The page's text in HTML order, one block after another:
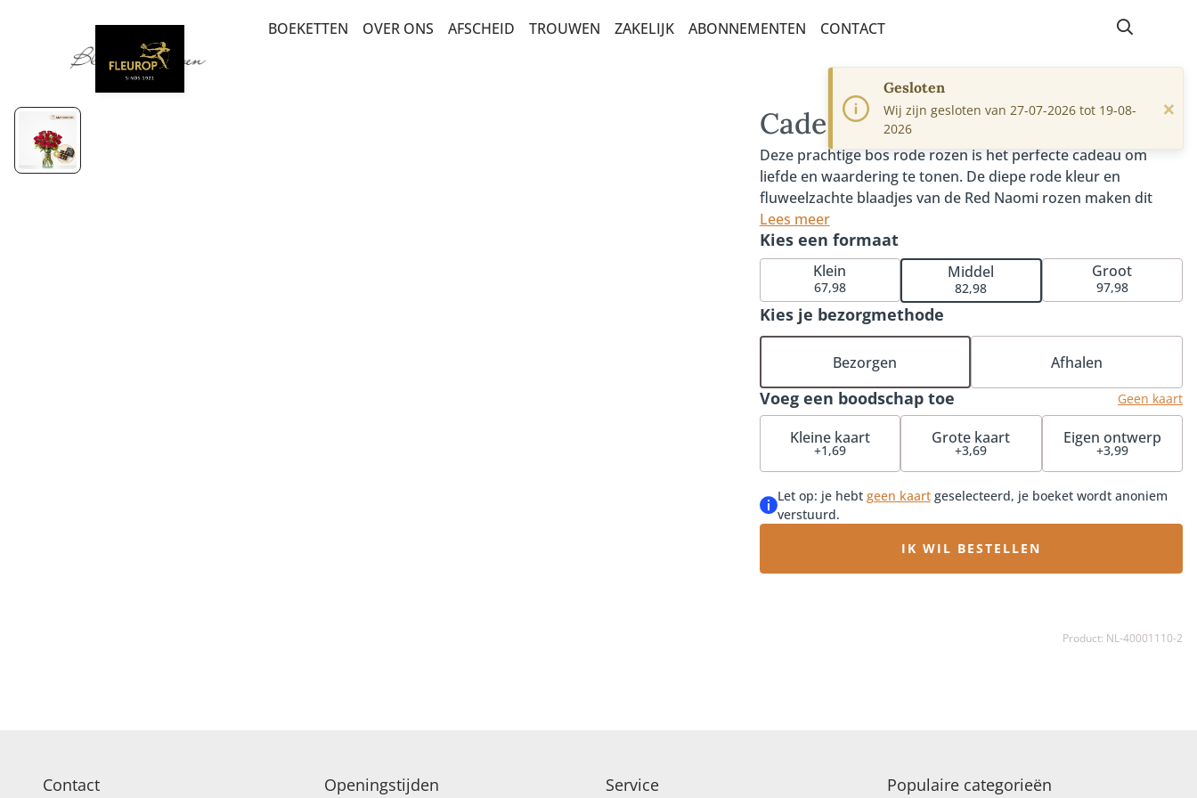
BOEKETTEN OVER ONS AFSCHEID TROUWEN ZAKELIJK ABONNEMENTEN CONTACT
Cadeauset Blij met jou
Deze prachtige bos rode rozen is het perfecte cadeau om
liefde en waardering te tonen. De diepe rode kleur en
fluweelzachte blaadjes van de Red Naomi rozen maken dit
boeket extra speciaal. Met hun grote knop, steel van
tenminste 60cm lang en subtiele geur stralen deze rozen pure
elegantie uit. Dit boeket wordt geleverd inclusief onze
handgemaakte bonbons met verfijnde nootachtige smaken en
unieke kleuren – een heerlijke traktatie waarmee het cadeau
compleet is. Kies uit 13 (klein), 17 (middel) of 21 (groot) rode
Lees meer
Kies een formaat
Klein
67,98
Middel
82,98
Groot
97,98
Voeg een boodschap toe Geen kaart
Kleine kaart
+1,69
Grote kaart
+3,69
Eigen ontwerp
+3,99
Let op: je hebt geen kaartgeselecteerd, je boeket wordt anoniem
verstuurd.
Kies je bezorgmethode
Bezorgen Afhalen
IK WIL BESTELLEN
Product: NL-40001110-2
Contact Openingstijden Service Populaire categorieën
Gesloten
Wij zijn gesloten van 27-07-2026 tot 19-08-
2026
×